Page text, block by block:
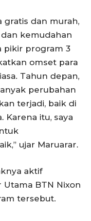
gratis dan murah,
kemudahan
pikir program 3
omset para
Tahun depan,
perubahan
terjadi, baik di
Karena itu, saya
ujar Maruarar.
aktif
BTN Nixon
tersebut.